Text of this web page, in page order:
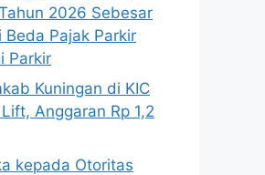
2026 Sebesar
Beda Pajak Parkir
Parkir
Kuningan di KIC
Anggaran Rp 1,2
kepada Otoritas